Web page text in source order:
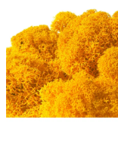
hviezdičiek.